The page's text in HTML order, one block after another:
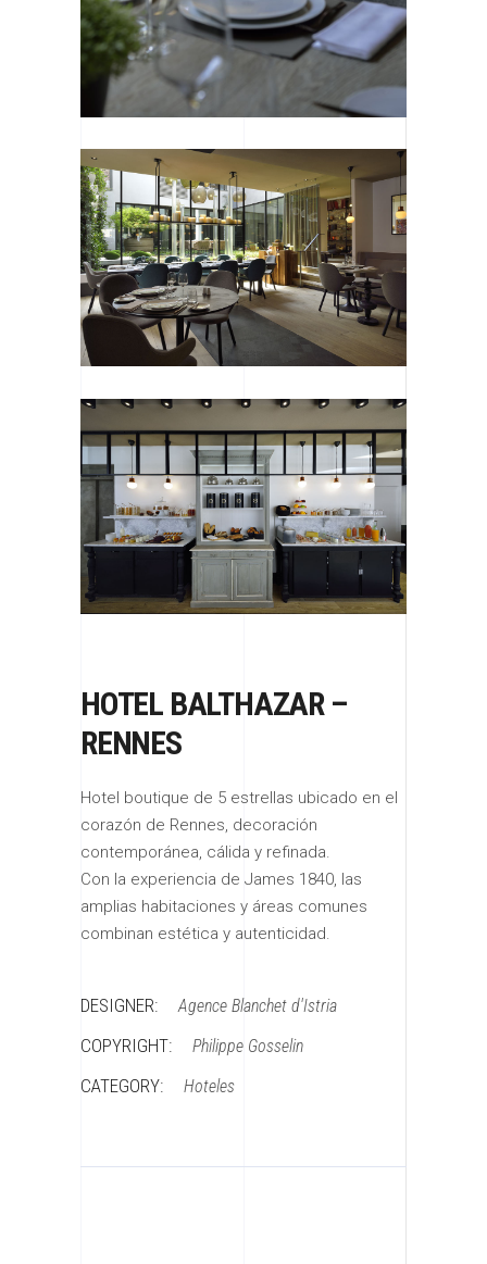
HOTEL BALTHAZAR –
RENNES
Hotel boutique de 5 estrellas ubicado en el
corazón de Rennes, decoración
contemporánea, cálida y refinada.
Con la experiencia de James 1840, las
amplias habitaciones y áreas comunes
combinan estética y autenticidad.
DESIGNER: Agence Blanchet d'Istria
COPYRIGHT: Philippe Gosselin
CATEGORY: Hoteles